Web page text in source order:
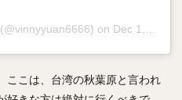
on Dec 1, 2019 at 3:42am PST
ここは、台湾の秋葉原と言われ